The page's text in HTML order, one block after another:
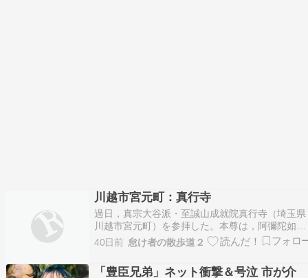
川越市宮元町：真行寺
過日，真宗大谷派・至誠山成就院真行寺（埼玉県
川越市宮元町）を参拝した。本尊は，阿彌陀如
来。真行寺に関しては，『新編武蔵風土記稿』の
巻之百六十八入間郡之十三の中に旧寺井宿の「真
（1573年），武田信玄の妹・真行尼によって創
40日前 怠け者の散歩道２
「豊臣兄弟」ネット衝撃＆号泣 市が介